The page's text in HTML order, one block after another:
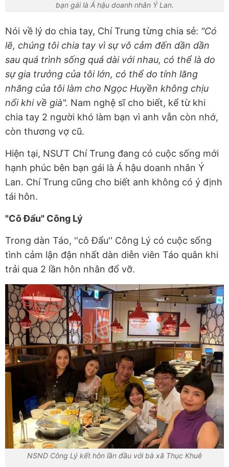
bạn gái là Á hậu doanh nhân Ý Lan.
Nói về lý do chia tay, Chí Trung từng chia sẻ: "Có
lẽ, chúng tôi chia tay vì sự vô cảm đến dần dần
sau quá trình sống quá dài với nhau, có thể là do
sự gia trưởng của tôi lớn, có thể do tính lăng
nhăng của tôi làm cho Ngọc Huyền không chịu
nổi khi về già". Nam nghệ sĩ cho biết, kể từ khi
chia tay 2 người khó làm bạn vì anh vẫn còn nhớ,
còn thương vợ cũ.
Hiện tại, NSƯT Chí Trung đang có cuộc sống mới
hạnh phúc bên bạn gái là Á hậu doanh nhân Ý
Lan. Chí Trung cũng cho biết anh không có ý định
tái hôn.
"Cô Đẩu" Công Lý
Trong dàn Táo, ''cô Đẩu'' Công Lý có cuộc sống
tình cảm lận đận nhất dàn diễn viên Táo quân khi
trải qua 2 lần hôn nhân đổ vỡ.
NSND Công Lý kết hôn lần đầu với bà xã Thục Khuê